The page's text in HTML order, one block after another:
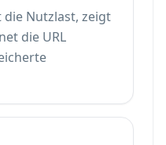
die Nutzlast, zeigt
die URL